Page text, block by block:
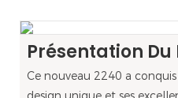
Présentation Du
Ce nouveau 2240 a